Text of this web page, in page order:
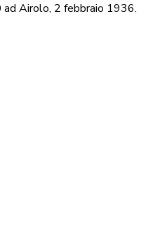
Airolo, 2 febbraio 1936.